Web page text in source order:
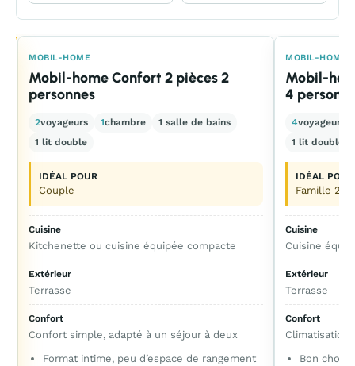
MOBIL-HOME
Mobil-home Confort 2 pièces 2
personnes
2voyageurs 1chambre
1 salle de bains
1 lit double
IDÉAL POUR
Couple
Cuisine
Kitchenette ou cuisine équipée compacte
Extérieur
Terrasse
Confort
Confort simple, adapté à un séjour à deux
Format intime, peu d’espace de rangement
MOBIL-HOME
Mobil-
4
4voyageurs
1 lit double
IDÉAL POUR
Famille 2
Cuisine
Cuisine
Extérieur
Terrasse
Confort
Bon choix